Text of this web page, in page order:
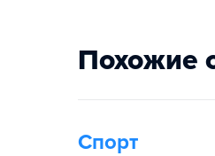
Похожие
Спорт